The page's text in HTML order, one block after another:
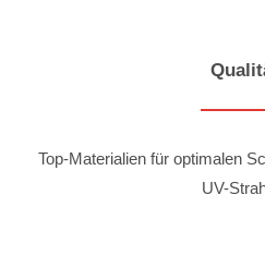
Top-Materialien für optimalen
UV-